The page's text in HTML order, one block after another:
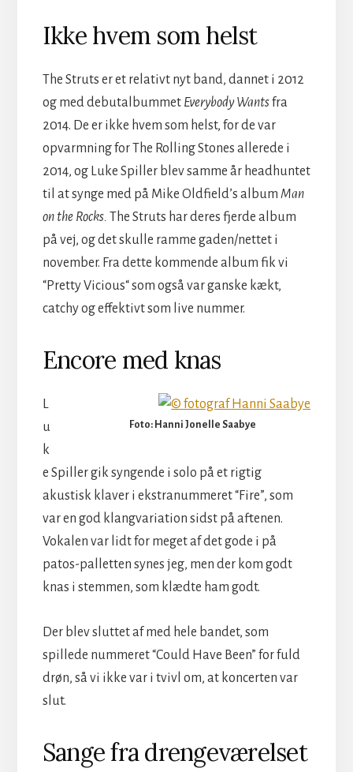
Ikke hvem som helst
The Struts er et relativt nyt band, dannet i 2012
og med debutalbummet Everybody Wantsfra
2014. De er ikke hvem som helst, for de var
opvarmning for The Rolling Stones allerede i
2014, og Luke Spiller blev samme år headhuntet
til at synge med på Mike Oldfield’s album Man
on the Rocks. The Struts har deres fjerde album
på vej, og det skulle ramme gaden/nettet i
november. Fra dette kommende album fik vi
“Pretty Vicious“ som også var ganske kækt,
catchy og effektivt som live nummer.
Encore med knas
Foto: Hanni Jonelle Saabye
u
k
e Spiller gik syngende i solo på et rigtig
akustisk klaver i ekstranummeret “Fire”, som
var en god klangvariation sidst på aftenen.
Vokalen var lidt for meget af det gode i på
patos-palletten synes jeg, men der kom godt
knas i stemmen, som klædte ham godt.
Der blev sluttet af med hele bandet, som
spillede nummeret “Could Have Been” for fuld
drøn, så vi ikke var i tvivl om, at koncerten var
slut.
Sange fra drengeværelset